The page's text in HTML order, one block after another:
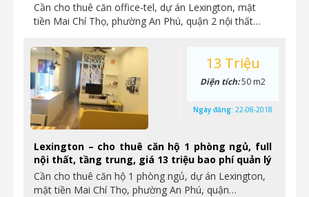
Cần cho thuê căn office-tel, dự án Lexington, mặt
tiền Mai Chí Thọ, phường An Phú, quận 2 nội thất…
Lexington – cho thuê căn hộ 1 phòng ngủ, full
nội thất, tầng trung, giá 13 triệu bao phí quản lý
Cần cho thuê căn hộ 1 phòng ngủ, dự án Lexington,
mặt tiền Mai Chí Thọ, phường An Phú, quận…
13 Triệu
Diện tích:50 m2
Ngày đăng: 22-08-2018